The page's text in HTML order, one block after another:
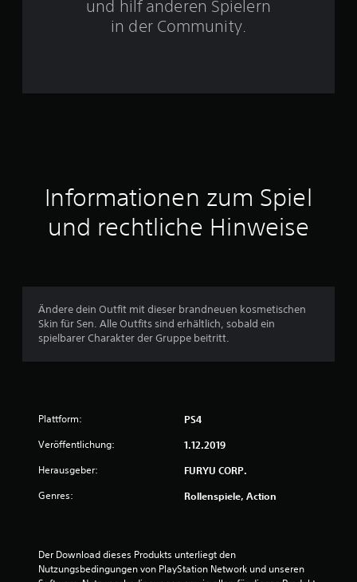
a
B
w
e
und hilf anderen Spielern
in der Community.
Informationen zum Spiel
und rechtliche Hinweise
Ändere dein Outfit mit dieser brandneuen kosmetischen
Skin für Sen. Alle Outfits sind erhältlich, sobald ein
spielbarer Charakter der Gruppe beitritt.
Plattform: PS4
Veröffentlichung: 1.12.2019
Herausgeber: FURYU CORP.
Genres: Rollenspiele, Action
Der Download dieses Produkts unterliegt den
Nutzungsbedingungen von PlayStation Network und unseren